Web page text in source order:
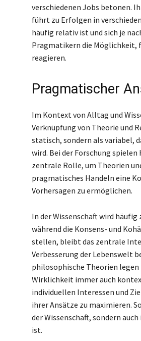
verschiedenen Jobs betonen.
führt zu Erfolgen in
häufig relativ ist und sich je
Pragmatikern die Möglichkeit,
reagieren.
Pragmatischer
Im Kontext von Alltag und
Verknüpfung von Theorie und
statisch, sondern als variabel,
wird. Bei der Forschung
zentrale Rolle, um Theorien
pragmatisches Handeln eine
Vorhersagen zu ermöglichen.
In der Wissenschaft wird
während die Konsens- und
stellen, bleibt das zentrale
Verbesserung der Lebenswelt
philosophische Theorien legen
Wirklichkeit immer auch
individuellen Interessen und
ihrer Ansätze zu maximieren.
der Wissenschaft, sondern
ist.